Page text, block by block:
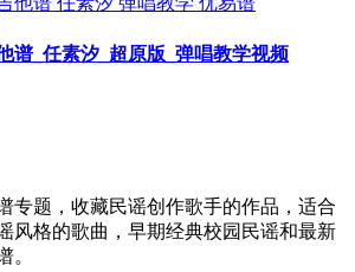
谱_任素汐_超原版_弹唱教学视频
专题，收藏民谣创作歌手的作品，适合
风格的歌曲，早期经典校园民谣和最新
。